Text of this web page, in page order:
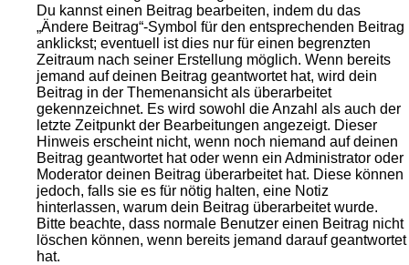
Du kannst einen Beitrag bearbeiten, indem du das
„Ändere Beitrag“-Symbol für den entsprechenden Beitrag
anklickst; eventuell ist dies nur für einen begrenzten
Zeitraum nach seiner Erstellung möglich. Wenn bereits
jemand auf deinen Beitrag geantwortet hat, wird dein
Beitrag in der Themenansicht als überarbeitet
gekennzeichnet. Es wird sowohl die Anzahl als auch der
letzte Zeitpunkt der Bearbeitungen angezeigt. Dieser
Hinweis erscheint nicht, wenn noch niemand auf deinen
Beitrag geantwortet hat oder wenn ein Administrator oder
Moderator deinen Beitrag überarbeitet hat. Diese können
jedoch, falls sie es für nötig halten, eine Notiz
hinterlassen, warum dein Beitrag überarbeitet wurde.
Bitte beachte, dass normale Benutzer einen Beitrag nicht
löschen können, wenn bereits jemand darauf geantwortet
hat.